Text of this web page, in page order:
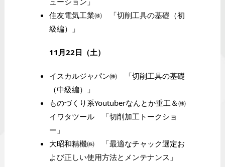
住友電気工業㈱ 「切削工具の基礎（初
級編）」
11月22日（土）
イスカルジャパン㈱ 「切削工具の基礎
（中級編）」
ものづくり系Youtuberなんとか重工＆㈱
イワタツール 「切削加工トークショ
ー」
大昭和精機㈱ 「最適なチャック選定お
よび正しい使用方法とメンテナンス」